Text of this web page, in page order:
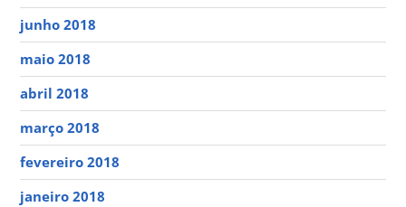
junho 2018
maio 2018
abril 2018
março 2018
fevereiro 2018
janeiro 2018